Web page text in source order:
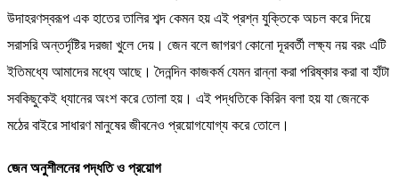
উদাহরণস্বরূপ এক হাতের তালির শব্দ কেমন হয় এই প্রশ্ন যুক্তিকে অচল করে দিয়ে
সরাসরি অন্তর্দৃষ্টির দরজা খুলে দেয়। জেন বলে জাগরণ কোনো দূরবর্তী লক্ষ্য নয় বরং এটি
ইতিমধ্যে আমাদের মধ্যে আছে। দৈনন্দিন কাজকর্ম যেমন রান্না করা পরিষ্কার করা বা হাঁটা
সবকিছুকেই ধ্যানের অংশ করে তোলা হয়। এই পদ্ধতিকে কিরিন বলা হয় যা জেনকে
মঠের বাইরে সাধারণ মানুষের জীবনেও প্রয়োগযোগ্য করে তোলে।
জেন অনুশীলনের পদ্ধতি ও প্রয়োগ